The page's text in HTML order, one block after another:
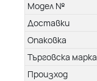
Модел №
Доставки
Опаковка
Търговска марка
Произход